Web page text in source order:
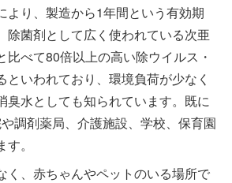
より、製造から1年間という有効期
除菌剤として広く使われている次亜
比べて80倍以上の高い除ウイルス・
といわれており、環境負荷が少なく
臭水としても知られています。既に
調剤薬局、介護施設、学校、保育園
。
く、赤ちゃんやペットのいる場所で